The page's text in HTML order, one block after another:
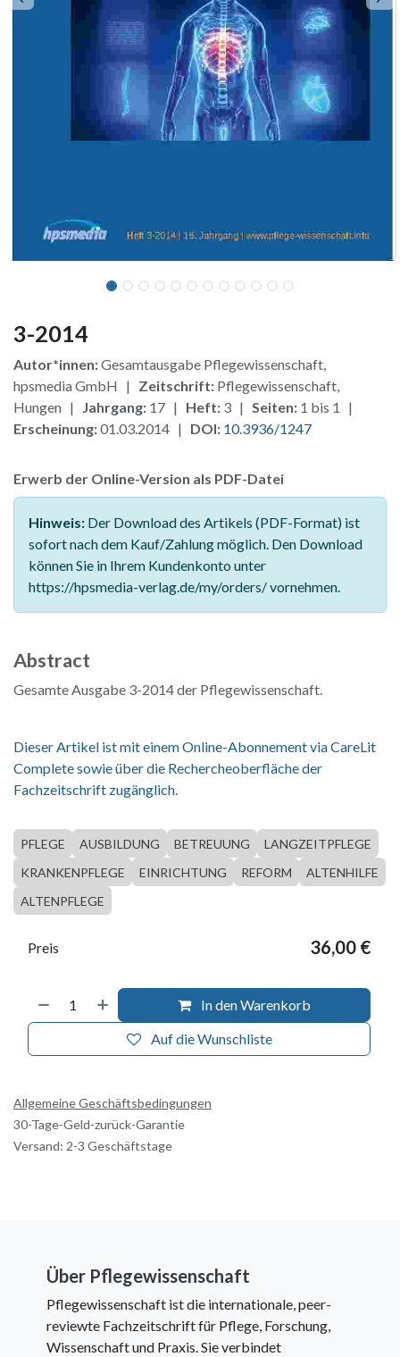
3-2014
Autor*innen:Gesamtausgabe Pflegewissenschaft,
hpsmedia GmbH | Zeitschrift: Pflegewissenschaft,
Hungen |
Jahrgang: 17 | Heft: 3 | Seiten: 1 bis 1 |
Erscheinung:01.03.2014 | DOI: 10.3936/1247
Erwerb der Online-Version als PDF-Datei
Hinweis: Der Download des Artikels (PDF-Format) ist
sofort nach dem Kauf/Zahlung möglich. Den Download
können Sie in Ihrem Kundenkonto unter
https://hpsmedia-verlag.de/my/orders/ vornehmen.
Abstract
Gesamte Ausgabe 3-2014 der Pflegewissenschaft.
Dieser Artikel ist mit einem Online-Abonnement via CareLit
Complete sowie über die Rechercheoberfläche der
Fachzeitschrift zugänglich.
PFLEGE AUSBILDUNG BETREUUNG
LANGZEITPFLEGE
KRANKENPFLEGE
EINRICHTUNG REFORM
ALTENHILFE
ALTENPFLEGE
In den Warenkorb
Auf die Wunschliste
Preis 36,00 €
Allgemeine Geschäftsbedingungen
30-Tage-Geld-zurück-Garantie
Versand: 2-3 Geschäftstage
Über Pflegewissenschaft
Pflegewissenschaft ist die internationale, peer-
reviewte Fachzeitschrift für Pflege, Forschung,
Wissenschaft und Praxis. Sie verbindet